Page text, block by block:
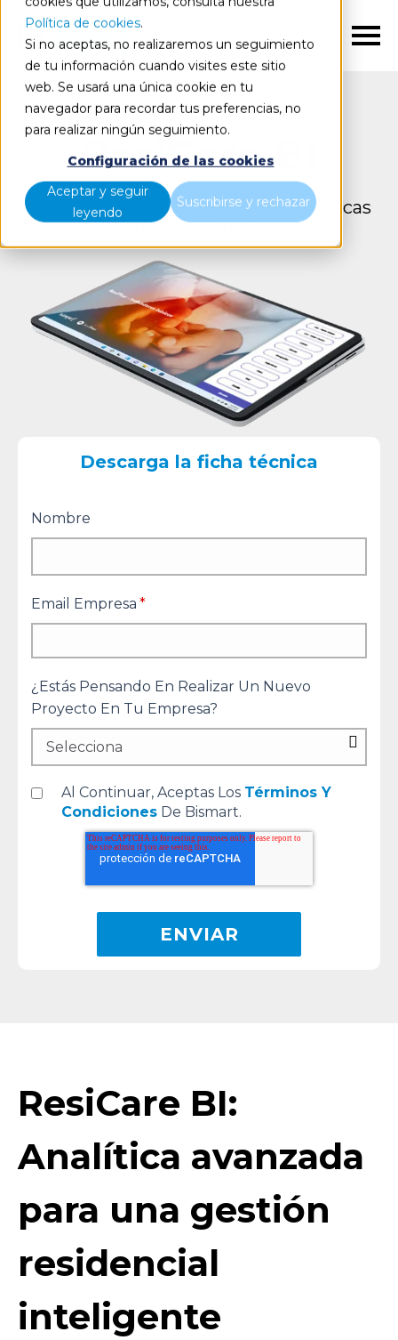
Política de cookies.
Si no aceptas, no realizaremos un seguimiento
de tu información cuando visites este sitio
web. Se usará una única cookie en tu
navegador para recordar tus preferencias, no
para realizar ningún seguimiento.
Configuración de las cookies
Aceptar y seguir
leyendo
Suscribirse y rechazar
ES
ResiCare BI
Descubre las principales características
de ResiCare BI
Descarga la ficha técnica
Nombre
Email Empresa *
¿Estás Pensando En Realizar Un Nuevo
Proyecto En Tu Empresa?
Al Continuar, Aceptas Los Términos Y
Condiciones De Bismart.
ResiCare BI:
Analítica avanzada
para una gestión
residencial
inteligente